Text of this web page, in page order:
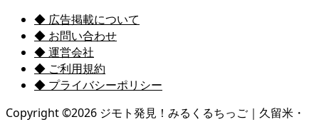
◆ 広告掲載について
◆ お問い合わせ
◆ 運営会社
◆ ご利用規約
◆ プライバシーポリシー
Copyright ©2026 ジモト発見！みるくるちっご｜久留米・